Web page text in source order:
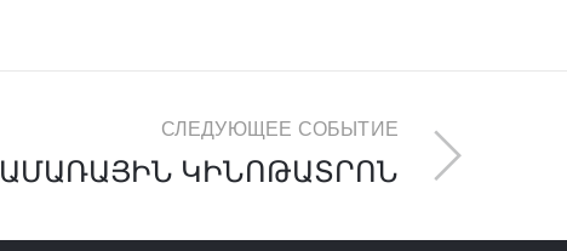
СЛЕДУЮЩЕЕ СОБЫТИЕ
ԱՄԱՌԱՅԻՆ ԿԻՆՈԹԱՏՐՈՆ